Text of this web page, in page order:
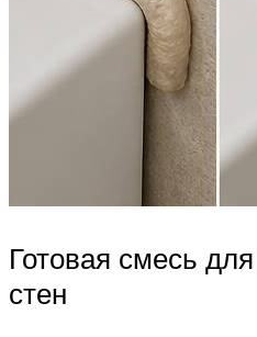
Готовая смесь
стен